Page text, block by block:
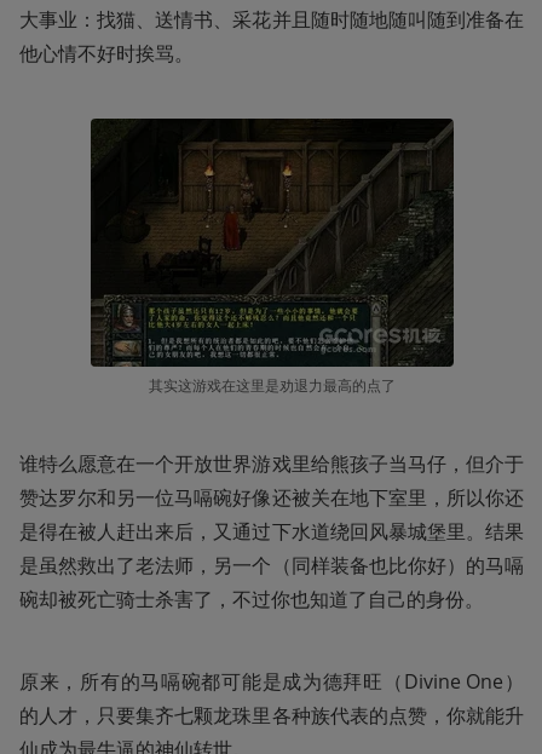
大事业：找猫、送情书、采花并且随时随地随叫随到准备在
他心情不好时挨骂。
其实这游戏在这里是劝退力最高的点了
谁特么愿意在一个开放世界游戏里给熊孩子当马仔，但介于
赞达罗尔和另一位马嗝碗好像还被关在地下室里，所以你还
是得在被人赶出来后，又通过下水道绕回风暴城堡里。结果
是虽然救出了老法师，另一个（同样装备也比你好）的马嗝
碗却被死亡骑士杀害了，不过你也知道了自己的身份。
原来，所有的马嗝碗都可能是成为德拜旺（Divine One）
的人才，只要集齐七颗龙珠里各种族代表的点赞，你就能升